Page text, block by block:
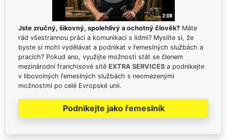
Jste zručný, šikovný, spolehlivý a ochotný člověk? Máte
rád všestrannou práci a komunikaci s lidmi? Myslíte si, že
byste si mohl vydělávat a podnikat v řemeslných službách a
pracích? Pokud ano, využijte možnosti stát se členem
mezinárodní franchisové sítě EXTRA SERVICES a podnikejte
v libovolných řemeslných službách s neomezenými
možnostmi po celé Evropské unii.
Podnikejte jako řemeslník